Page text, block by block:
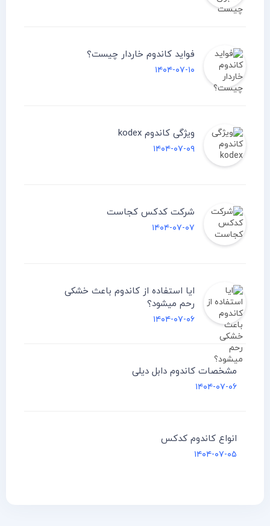
فواید کاندوم خاردار چیست؟
۱۴۰۴-۰۷-۱۰
ویژگی کاندوم kodex
۱۴۰۴-۰۷-۰۹
شرکت کدکس کجاست
۱۴۰۴-۰۷-۰۷
ایا استفاده از کاندوم باعث خشکی
رحم میشود؟
۱۴۰۴-۰۷-۰۶
مشخصات کاندوم دابل دیلی
۱۴۰۴-۰۷-۰۶
انواع کاندوم کدکس
۱۴۰۴-۰۷-۰۵